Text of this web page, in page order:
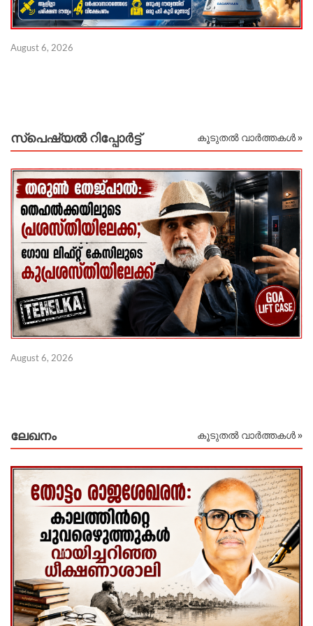
August 6, 2026
സ്പെഷ്യൽ റിപ്പോര്‍ട്ട് കൂടുതൽ വാർത്തകൾ »
August 6, 2026
ലേഖനം കൂടുതൽ വാർത്തകൾ »